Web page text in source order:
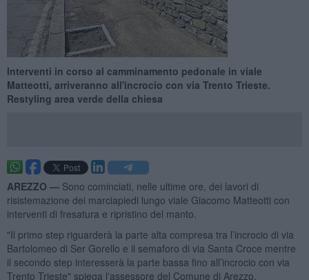
Interventi in corso al camminamento pedonale in viale
Matteotti, arriveranno all'incrocio con via Trento Trieste.
Restyling area verde della chiesa
AREZZO — Sono cominciati, nelle ultime ore, dei lavori di
risistemazione dei marciapiedi lungo viale Giacomo Matteotti con
interventi di fresatura e ripristino del manto.
"Il primo step riguarderà la parte alta compresa tra l’incrocio di via
Bartolomeo di Ser Gorello e il semaforo di via Santa Croce mentre
il secondo step interesserà la parte bassa fino all’incrocio con via
Trento Trieste" spiega l'assessore del Comune di Arezzo,